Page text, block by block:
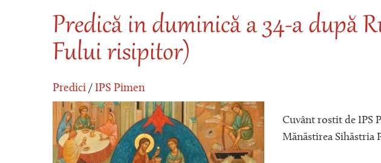
Predică in duminică a 34-a după
Fului risipitor)
Predici / IPS Pimen
Cuvânt rostit de IPS
Mănăstirea Sihăstria